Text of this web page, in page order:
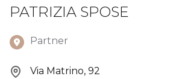
PATRIZIA SPOSE
Partner
Via Matrino, 92